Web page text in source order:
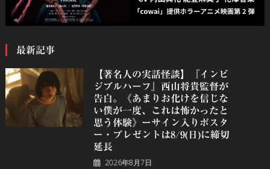
最新記事
【著名人の実話怪談】『インビ
ジブルハーフ』⻄⼭将貴監督が
告白。《あまりお化けを信じな
い僕が一度、これは怖かったと
思う体験》ーサイン入りポスタ
ー・プレゼントは8/9(日)に締切
延長
2026年8月7日